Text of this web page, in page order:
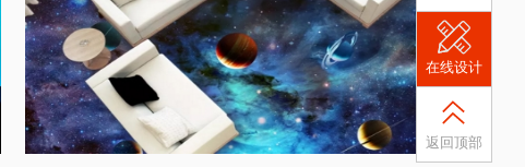
在线设计
返回顶部